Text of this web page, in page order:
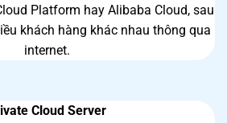
Platform hay Alibaba Cloud, sau
khách hàng khác nhau thông qua
internet.
Cloud Server